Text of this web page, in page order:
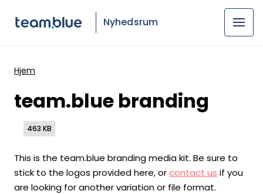
Nyhedsrum
Hjem
team.blue branding
463 KB
This is the team.blue branding media kit. Be sure to
stick to the logos provided here, orcontact us if you
are looking for another variation or file format.